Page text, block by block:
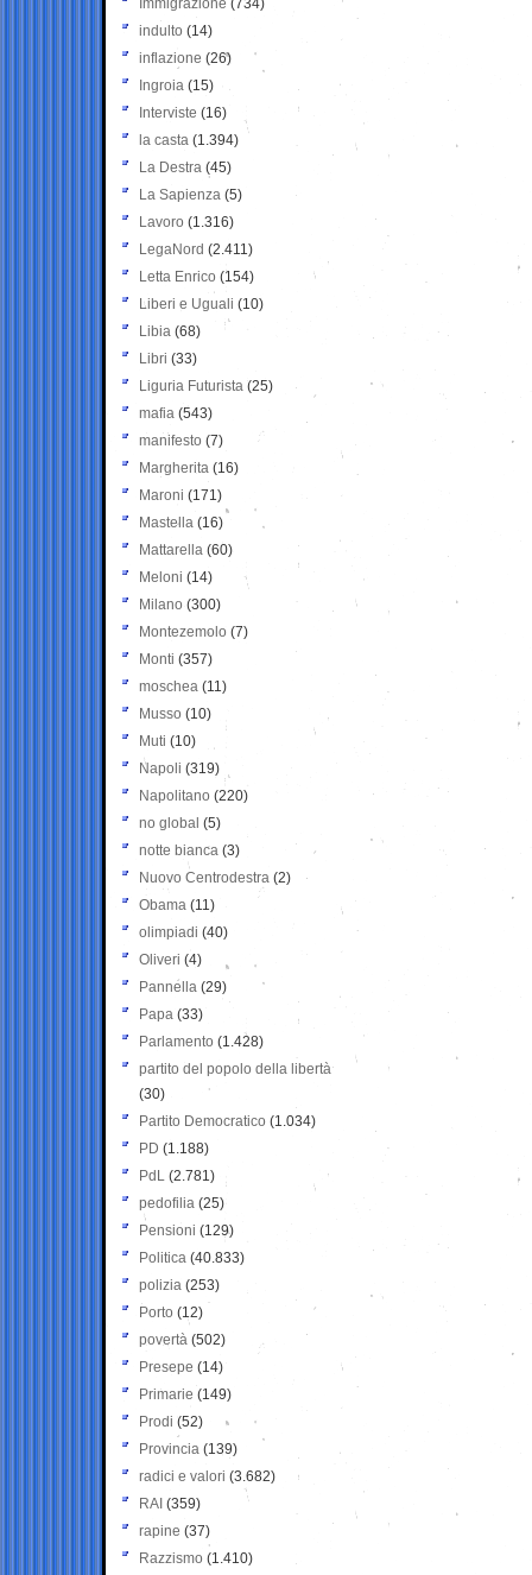
Immigrazione (734)
indulto (14)
inflazione (26)
Ingroia (15)
Interviste (16)
la casta (1.394)
La Destra (45)
La Sapienza (5)
Lavoro (1.316)
LegaNord (2.411)
Letta Enrico (154)
Liberi e Uguali (10)
Libia (68)
Libri (33)
Liguria Futurista (25)
mafia (543)
manifesto (7)
Margherita (16)
Maroni (171)
Mastella (16)
Mattarella (60)
Meloni (14)
Milano (300)
Montezemolo (7)
Monti (357)
moschea (11)
Musso (10)
Muti (10)
Napoli (319)
Napolitano (220)
no global (5)
notte bianca (3)
Nuovo Centrodestra (2)
Obama (11)
olimpiadi (40)
Oliveri (4)
Pannella (29)
Papa (33)
Parlamento (1.428)
partito del popolo della libertà
(30)
Partito Democratico (1.034)
PD (1.188)
PdL (2.781)
pedofilia (25)
Pensioni (129)
Politica (40.833)
polizia (253)
Porto (12)
povertà (502)
Presepe (14)
Primarie (149)
Prodi (52)
Provincia (139)
radici e valori (3.682)
RAI (359)
rapine (37)
Razzismo (1.410)